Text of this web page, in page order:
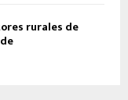
rurales de